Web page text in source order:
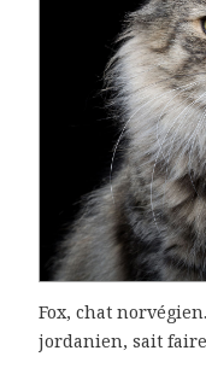
Fox, chat
jordanien, sait